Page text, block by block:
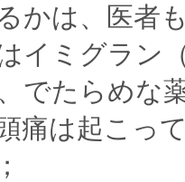
かは、医者
イミグラン
でたらめな
痛は起こっ